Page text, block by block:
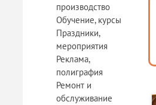
производство
Обучение, курсы
Праздники,
мероприятия
Реклама,
полиграфия
Ремонт и
обслуживание